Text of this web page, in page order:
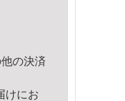
の決済
けにお